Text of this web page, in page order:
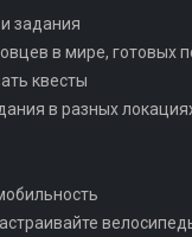
задания
в мире, готовых
квесты
в разных